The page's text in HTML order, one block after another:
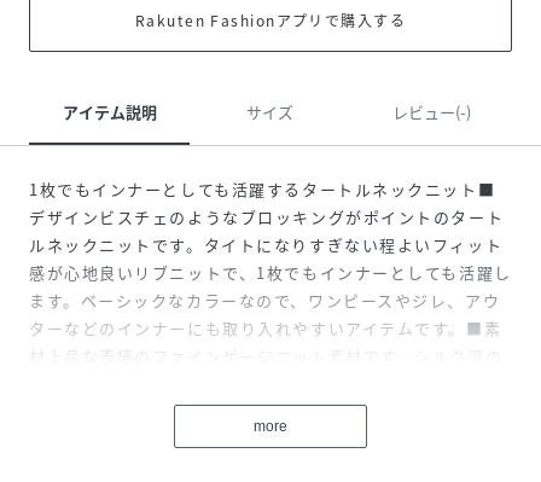
Rakuten Fashionアプリで購入する
アイテム説明 サイズ レビュー(-)
1枚でもインナーとしても活躍するタートルネックニット■
デザインビスチェのようなブロッキングがポイントのタート
ルネックニットです。タイトになりすぎない程よいフィット
感が心地良いリブニットで、1枚でもインナーとしても活躍し
ます。ベーシックなカラーなので、ワンピースやジレ、アウ
ターなどのインナーにも取り入れやすいアイテムです。■素
材上品な表情のファインゲージニット素材です。シルク混の
※画像はサンプルを使用している為、実際にお届けする商品
と仕様、加工、サイズが若干異なる場合がございます。予め
more